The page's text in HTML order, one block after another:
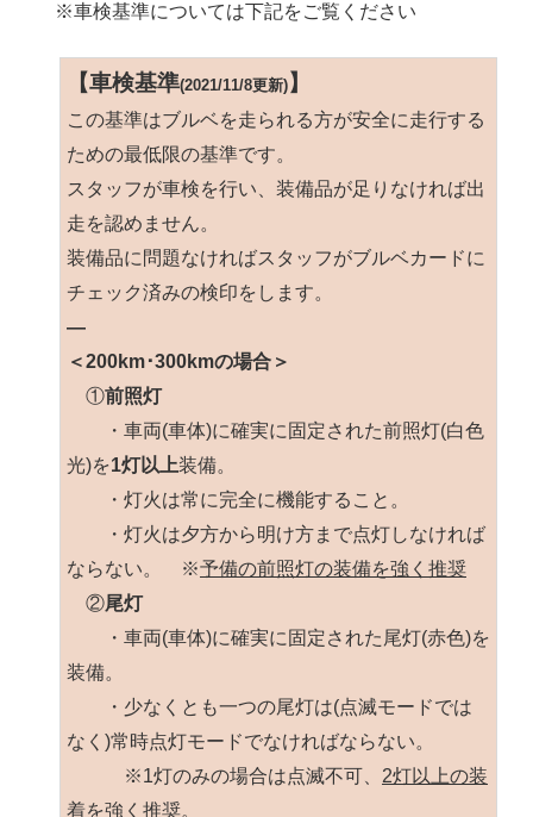
※車検基準については下記をご覧ください
【車検基準(2021/11/8更新) 】
この基準はブルベを走られる方が安全に走行する
ための最低限の基準です。
スタッフが車検を行い、装備品が足りなければ出
走を認めません。
装備品に問題なければスタッフがブルベカードに
チェック済みの検印をします。
—
＜200km･300kmの場合＞
①前照灯
・車両(車体)に確実に固定された前照灯(白色
光)を1灯以上装備。
・灯火は常に完全に機能すること。
・灯火は夕方から明け方まで点灯しなければ
ならない。 ※予備の前照灯の装備を強く推奨
②尾灯
・車両(車体)に確実に固定された尾灯(赤色)を
装備。
・少なくとも一つの尾灯は(点滅モードでは
なく)常時点灯モードでなければならない。
※1灯のみの場合は点滅不可、 2灯以上の装
着を強く推奨。